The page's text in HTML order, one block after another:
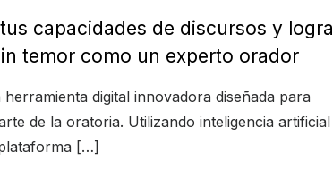
capacidades de discursos y logra
temor como un experto orador
digital innovadora diseñada para
de la oratoria. Utilizando inteligencia artificial
[…]